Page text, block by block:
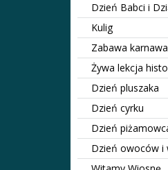
Dzień Babci i
Kulig
Zabawa
Żywa lekcja
Dzień pluszaka
Dzień cyrku
Dzień
Dzień owoców i